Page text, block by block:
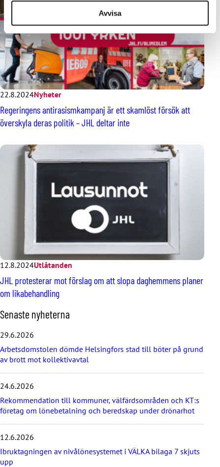
Avvisa
22.8.2024Nyheter
Regeringens antirasismkampanj är ett skamlöst försök att
överskyla deras politik – JHL deltar inte
12.8.2024Utlåtanden
JHL protesterar mot förslag om att slopa daghemmens planer
om likabehandling
H
o
p
p
a
ö
v
r
d
e
n
a
s
Senaste nyheterna
29.6.2026
Arbetsdomstolen dömde Helsingfors stad till böter på grund
av brott mot kollektivavtal
24.6.2026
Rekommendation till kommuner, välfärdsområden och KT:s
företag om lönebetalning och beredskap under drönarhot
12.6.2026
Ibruktagningen av nivålönesystemet i VÄLKA bilaga 7 skjuts
upp